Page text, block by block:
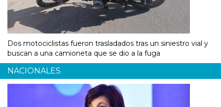
Dos motociclistas fueron trasladados tras un siniestro vial y
buscan a una camioneta que se dio a la fuga
NACIONALES